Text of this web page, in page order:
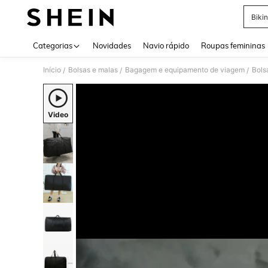
Categorias Novidades Navio rápido Roupas femininas
Início / Bolsas e malas / Bagagem e equipamento de viagem /
Video